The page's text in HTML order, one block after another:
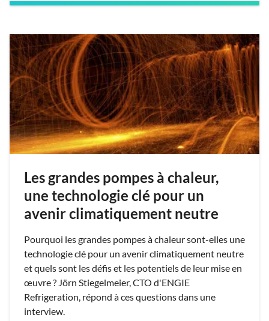
Les grandes pompes à chaleur,
une technologie clé pour un
avenir climatiquement neutre
Pourquoi les grandes pompes à chaleur sont-elles une
technologie clé pour un avenir climatiquement neutre
et quels sont les défis et les potentiels de leur mise en
œuvre ? Jörn Stiegelmeier, CTO d'ENGIE
Refrigeration, répond à ces questions dans une
interview.